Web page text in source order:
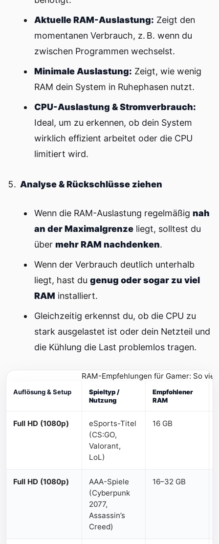
Aktuelle RAM-Auslastung: Zeigt den
momentanen Verbrauch, z. B. wenn du
zwischen Programmen wechselst.
Minimale Auslastung: Zeigt, wie wenig
RAM dein System in Ruhephasen nutzt.
CPU-Auslastung & Stromverbrauch:
Ideal, um zu erkennen, ob dein System
wirklich effizient arbeitet oder die CPU
limitiert wird.
Analyse & Rückschlüsse ziehen
Wenn die RAM-Auslastung regelmäßig nah
an der Maximalgrenzeliegt, solltest du
über mehr RAM nachdenken.
Wenn der Verbrauch deutlich unterhalb
liegt, hast du genug oder sogar zu viel
RAM installiert.
Gleichzeitig erkennst du, ob die CPU zu
stark ausgelastet ist oder dein Netzteil und
die Kühlung die Last problemlos tragen.
RAM-Empfehlungen für Gamer: So
Auflösung & Setup
Spieltyp /
Nutzung
Empfohlener
RAM
Full HD (1080p)
eSports-Titel
(CS:GO,
Valorant,
LoL)
16 GB
Full HD (1080p)
AAA-Spiele
(Cyberpunk
2077,
Assassin’s
Creed)
16–32 GB